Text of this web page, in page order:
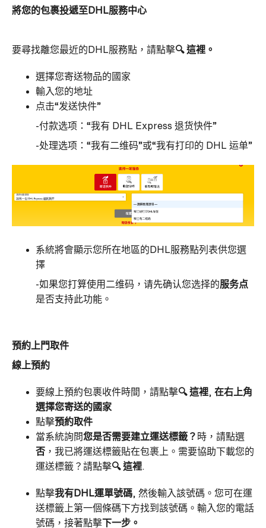
將您的包裹投遞至DHL服務中心
要尋找離您最近的DHL服務點，請點擊🔍 這裡。
選擇您寄送物品的國家
輸入您的地址
点击“发送快件”
-付款选项：“我有 DHL Express 退货快件”
-处理选项：“我有二维码”或“我有打印的 DHL 运单”
系統將會顯示您所在地區的DHL服務點列表供您選
擇
-如果您打算使用二维码，请先确认您选择的服务点
是否支持此功能。
預約上門取件
線上預約
要線上預約包裹收件時間，請點擊🔍 這裡
在右上角
選擇您寄送的國家
點擊預約取件
當系統詢問您是否需要建立運送標籤？ 時，請點選
否 ，我已將運送標籤貼在包裹上。需要協助下載您的
運送標籤？請點擊🔍 這裡
點擊我有DHL運單號碼
然後輸入該號碼。您可在運
送標籤上第一個條碼下方找到該號碼。輸入您的電話
號碼，接著點擊下一步。